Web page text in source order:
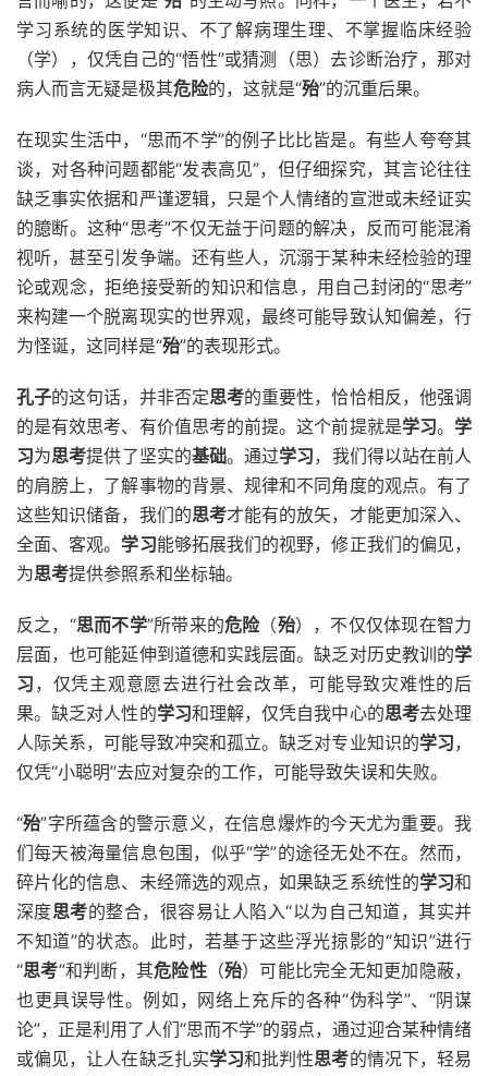
学习系统的医学知识、不了解病理生理、不掌握临床经验
（学），仅凭自己的“悟性”或猜测（思）去诊断治疗，那对
病人而言无疑是极其危险的，这就是“殆”的沉重后果。
在现实生活中，“思而不学”的例子比比皆是。有些人夸夸其
谈，对各种问题都能“发表高见”，但仔细探究，其言论往往
缺乏事实依据和严谨逻辑，只是个人情绪的宣泄或未经证实
的臆断。这种“思考”不仅无益于问题的解决，反而可能混淆
视听，甚至引发争端。还有些人，沉溺于某种未经检验的理
论或观念，拒绝接受新的知识和信息，用自己封闭的“思考”
来构建一个脱离现实的世界观，最终可能导致认知偏差，行
为怪诞，这同样是“殆”的表现形式。
孔子的这句话，并非否定思考的重要性，恰恰相反，他强调
的是有效思考、有价值思考的前提。这个前提就是学习。 学
习为思考提供了坚实的基础。通过学习，我们得以站在前人
的肩膀上，了解事物的背景、规律和不同角度的观点。有了
这些知识储备，我们的思考才能有的放矢，才能更加深入、
全面、客观。 学习能够拓展我们的视野，修正我们的偏见，
为思考提供参照系和坐标轴。
反之，“思而不学”所带来的危险（殆），不仅仅体现在智力
层面，也可能延伸到道德和实践层面。缺乏对历史教训的学
习 ，仅凭主观意愿去进行社会改革，可能导致灾难性的后
果。缺乏对人性的学习和理解，仅凭自我中心的思考去处理
人际关系，可能导致冲突和孤立。缺乏对专业知识的学习，
仅凭“小聪明”去应对复杂的工作，可能导致失误和失败。
“殆”字所蕴含的警示意义，在信息爆炸的今天尤为重要。我
们每天被海量信息包围，似乎“学”的途径无处不在。然而，
碎片化的信息、未经筛选的观点，如果缺乏系统性的学习和
深度思考的整合，很容易让人陷入“以为自己知道，其实并
不知道”的状态。此时，若基于这些浮光掠影的“知识”进行
“思考”和判断，其危险性（殆）可能比完全无知更加隐蔽，
也更具误导性。例如，网络上充斥的各种“伪科学”、“阴谋
论”，正是利用了人们“思而不学”的弱点，通过迎合某种情绪
或偏见，让人在缺乏扎实学习和批判性思考的情况下，轻易